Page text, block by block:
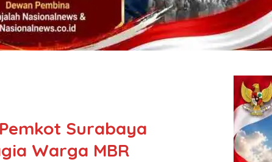
Surabaya
Warga MBR